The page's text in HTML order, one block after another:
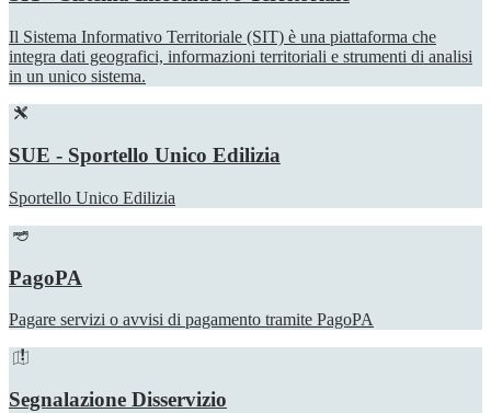
Il Sistema Informativo Territoriale (SIT) è una piattaforma che
integra dati geografici, informazioni territoriali e strumenti di analisi
in un unico sistema.
SUE - Sportello Unico Edilizia
Sportello Unico Edilizia
PagoPA
Pagare servizi o avvisi di pagamento tramite PagoPA
Segnalazione Disservizio